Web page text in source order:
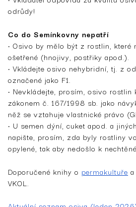
odrůdy!
Co do Semínkovny nepatří
• Osivo by mělo být z rostlin, které
ošetřené (hnojivy, postřiky apod.).
• Vkládejte osivo nehybridní, tj. z
označené jako F1.
• Nevkládejte, prosím, osivo rostlin
zákonem č. 167/1998 sb. jako
něž se vztahuje vlastnické právo
• U semen dýní, cuket apod. a
napište, prosím, zda byly rostliny
opylené, tak aby nedošlo k
Doporučené knihy o permakultuře a
VKOL.